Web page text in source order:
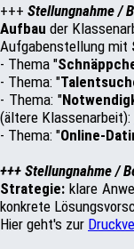
+++ Stellungnahme /
Aufbau der
Aufgabenstellung mit
- Thema "
- Thema: "
- Thema: "
(ältere Klassenarbeit):
- Thema: "Online-
+++ Stellungnahme /
Strategie: klare
konkrete
Hier geht's zur